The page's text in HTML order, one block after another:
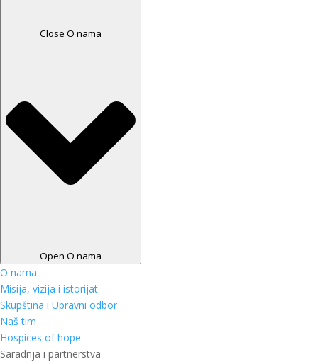
Close O nama
Open O nama
O nama
Misija, vizija i istorijat
Skupština i Upravni odbor
Naš tim
Hospices of hope
Saradnja i partnerstva